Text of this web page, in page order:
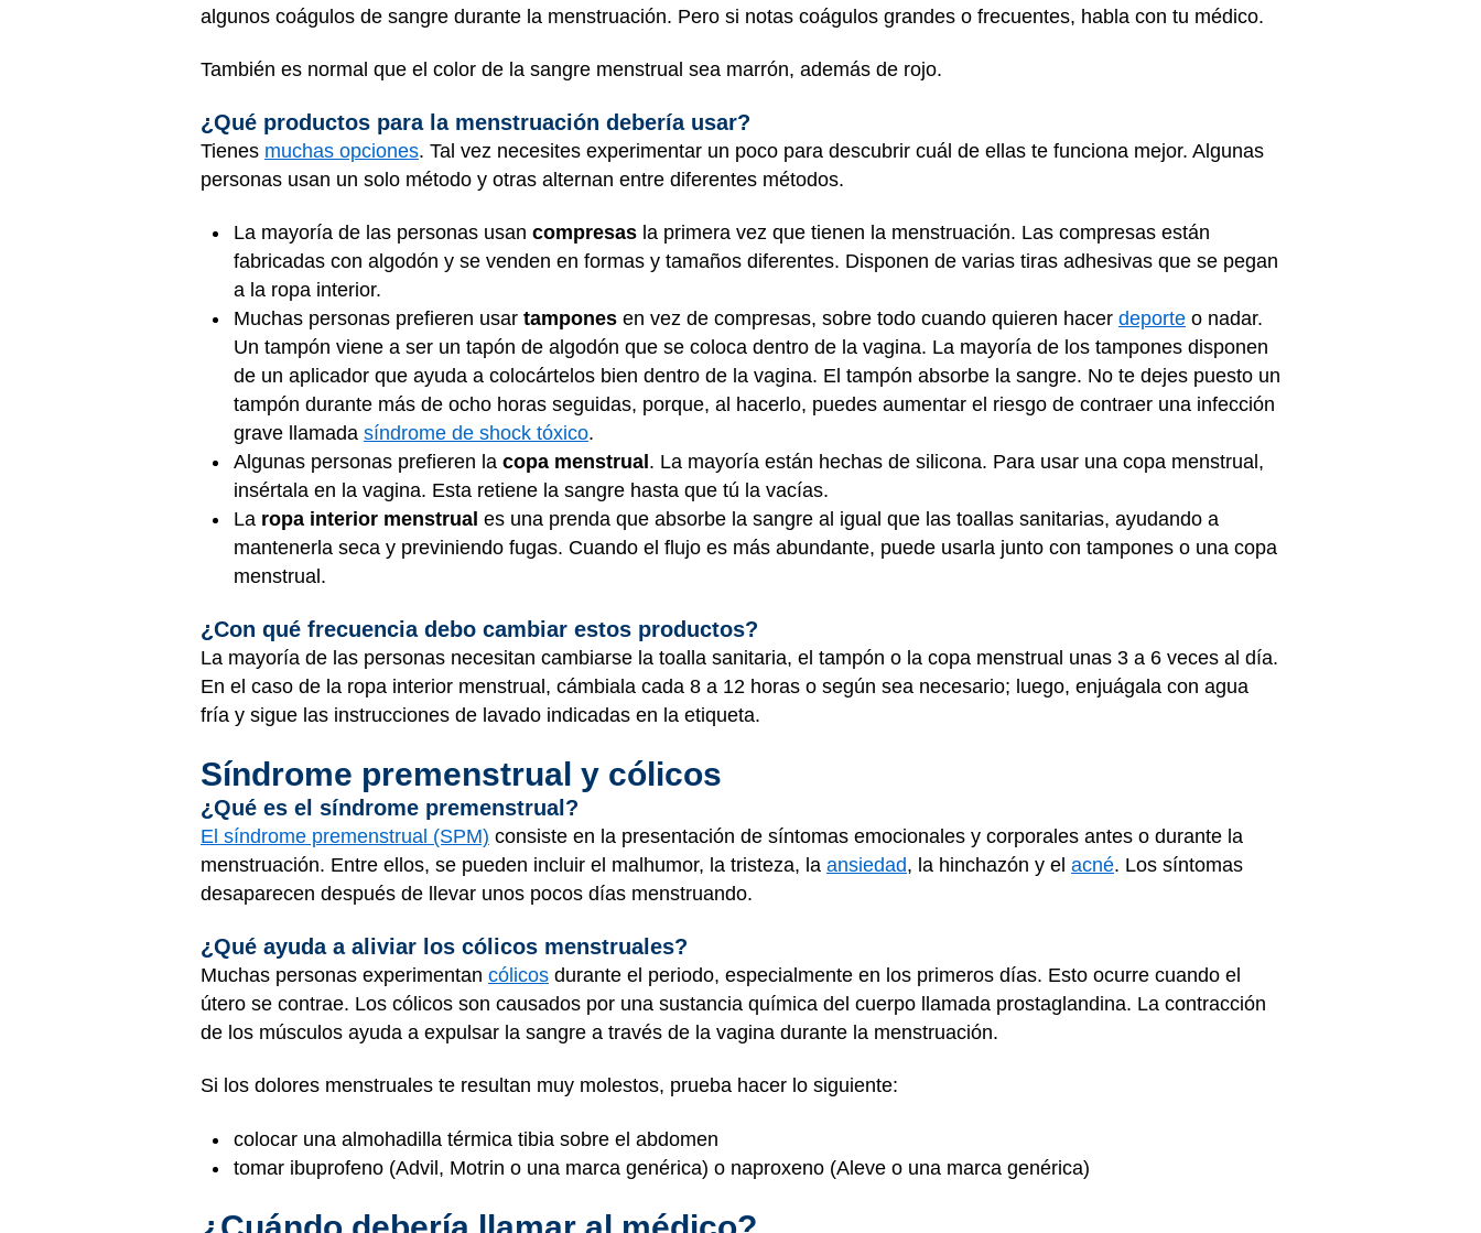
algunos coágulos de sangre durante la menstruación. Pero si notas coágulos grandes o frecuentes, habla con tu médico.
También es normal que el color de la sangre menstrual sea marrón, además de rojo.
¿Qué productos para la menstruación debería usar?
Tienes muchas opciones. Tal vez necesites experimentar un poco para descubrir cuál de ellas te funciona mejor. Algunas
personas usan un solo método y otras alternan entre diferentes métodos.
La mayoría de las personas usan compresas la primera vez que tienen la menstruación. Las compresas están
fabricadas con algodón y se venden en formas y tamaños diferentes. Disponen de varias tiras adhesivas que se pegan
a la ropa interior.
Muchas personas prefieren usar tampones en vez de compresas, sobre todo cuando quieren hacer deporte o nadar.
Un tampón viene a ser un tapón de algodón que se coloca dentro de la vagina. La mayoría de los tampones disponen
de un aplicador que ayuda a colocártelos bien dentro de la vagina. El tampón absorbe la sangre. No te dejes puesto un
tampón durante más de ocho horas seguidas, porque, al hacerlo, puedes aumentar el riesgo de contraer una infección
grave llamada síndrome de shock tóxico.
Algunas personas prefieren la copa menstrual . La mayoría están hechas de silicona. Para usar una copa menstrual,
insértala en la vagina. Esta retiene la sangre hasta que tú la vacías.
La ropa interior menstrual es una prenda que absorbe la sangre al igual que las toallas sanitarias, ayudando a
mantenerla seca y previniendo fugas. Cuando el flujo es más abundante, puede usarla junto con tampones o una copa
menstrual.
¿Con qué frecuencia debo cambiar estos productos?
La mayoría de las personas necesitan cambiarse la toalla sanitaria, el tampón o la copa menstrual unas 3 a 6 veces al día.
En el caso de la ropa interior menstrual, cámbiala cada 8 a 12 horas o según sea necesario; luego, enjuágala con agua
fría y sigue las instrucciones de lavado indicadas en la etiqueta.
Síndrome premenstrual y cólicos
¿Qué es el síndrome premenstrual?
El síndrome premenstrual (SPM) consiste en la presentación de síntomas emocionales y corporales antes o durante la
menstruación. Entre ellos, se pueden incluir el malhumor, la tristeza, la ansiedad, la hinchazón y el acné. Los síntomas
desaparecen después de llevar unos pocos días menstruando.
¿Qué ayuda a aliviar los cólicos menstruales?
Muchas personas experimentan cólicos durante el periodo, especialmente en los primeros días. Esto ocurre cuando el
útero se contrae. Los cólicos son causados por una sustancia química del cuerpo llamada prostaglandina. La contracción
de los músculos ayuda a expulsar la sangre a través de la vagina durante la menstruación.
Si los dolores menstruales te resultan muy molestos, prueba hacer lo siguiente:
colocar una almohadilla térmica tibia sobre el abdomen
tomar ibuprofeno (Advil, Motrin o una marca genérica) o naproxeno (Aleve o una marca genérica)